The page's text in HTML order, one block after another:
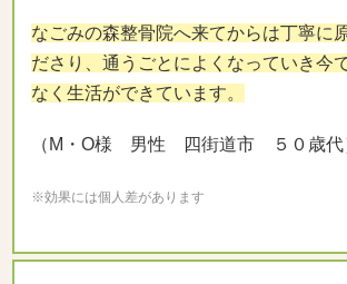
なごみの森整骨院へ来てからは丁寧に
ださり、通うごとによくなっていき今
なく生活ができています。
（M・O様 男性 四街道市 ５０歳代
※効果には個人差があります